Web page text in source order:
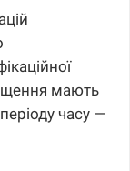
мають
часу —